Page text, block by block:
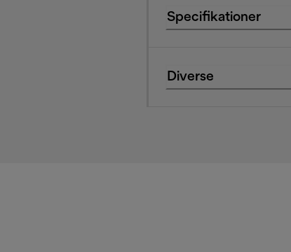
Specifikationer
Diverse